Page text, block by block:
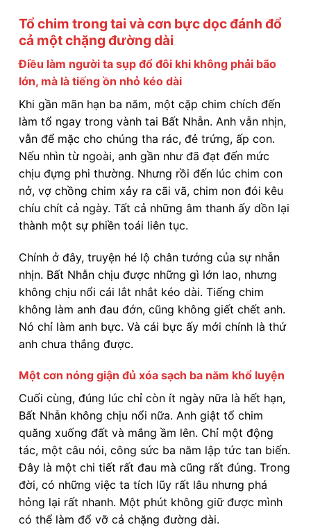
Tổ chim trong tai và cơn bực dọc đánh đổ
cả một chặng đường dài
Điều làm người ta sụp đổ đôi khi không phải bão
lớn, mà là tiếng ồn nhỏ kéo dài
Khi gần mãn hạn ba năm, một cặp chim chích đến
làm tổ ngay trong vành tai Bất Nhẫn. Anh vẫn nhịn,
vẫn để mặc cho chúng tha rác, đẻ trứng, ấp con.
Nếu nhìn từ ngoài, anh gần như đã đạt đến mức
chịu đựng phi thường. Nhưng rồi đến lúc chim con
nở, vợ chồng chim xảy ra cãi vã, chim non đói kêu
chíu chít cả ngày. Tất cả những âm thanh ấy dồn lại
thành một sự phiền toái liên tục.
Chính ở đây, truyện hé lộ chân tướng của sự nhẫn
nhịn. Bất Nhẫn chịu được những gì lớn lao, nhưng
không chịu nổi cái lắt nhắt kéo dài. Tiếng chim
không làm anh đau đớn, cũng không giết chết anh.
Nó chỉ làm anh bực. Và cái bực ấy mới chính là thứ
anh chưa thắng được.
Một cơn nóng giận đủ xóa sạch ba năm khổ luyện
Cuối cùng, đúng lúc chỉ còn ít ngày nữa là hết hạn,
Bất Nhẫn không chịu nổi nữa. Anh giật tổ chim
quăng xuống đất và mắng ầm lên. Chỉ một động
tác, một câu nói, công sức ba năm lập tức tan biến.
Đây là một chi tiết rất đau mà cũng rất đúng. Trong
đời, có những việc ta tích lũy rất lâu nhưng phá
hỏng lại rất nhanh. Một phút không giữ được mình
có thể làm đổ vỡ cả chặng đường dài.